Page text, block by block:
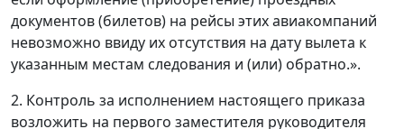
документов (билетов) на рейсы этих авиакомпаний
невозможно ввиду их отсутствия на дату вылета к
указанным местам следования и (или) обратно.».
2. Контроль за исполнением настоящего приказа
возложить на первого заместителя руководителя